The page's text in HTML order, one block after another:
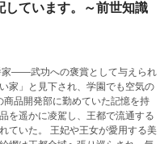
しています。～前世知識
家」と見下され、学園でも空気の
を遥かに凌駕し、王都で流通する
愛用する美